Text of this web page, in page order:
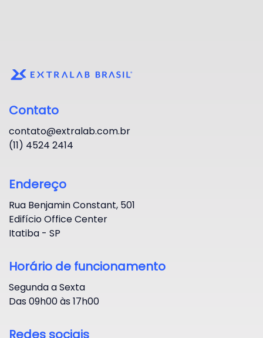
Contato
contato@extralab.com.br
(11) 4524 2414
Endereço
Rua Benjamin Constant, 501
Edifício Office Center
Itatiba - SP
Horário de funcionamento
Segunda a Sexta
Das 09h00 às 17h00
Redes sociais